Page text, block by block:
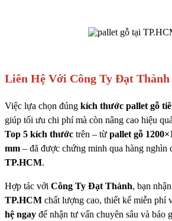
Liên Hệ Với Công Ty Đạt Thành
Việc lựa chọn đúng kích thước pallet gỗ
giúp tối ưu chi phí mà còn nâng cao hiệu
Top 5 kích thước trên – từ pallet gỗ
mm – đã được chứng minh qua hàng nghìn
TP.HCM.
Hợp tác với Công Ty Đạt Thành, bạn
TP.HCM chất lượng cao, thiết kế miễn phí
hệ ngay để nhận tư vấn chuyên sâu và báo